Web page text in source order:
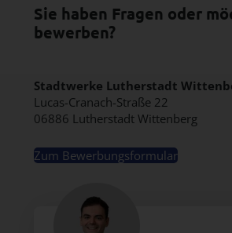
Sie haben Fragen oder
bewerben?
Stadtwerke Lutherstadt
Lucas-Cranach-Straße 22
06886 Lutherstadt Wittenberg
Zum Bewerbungsformular